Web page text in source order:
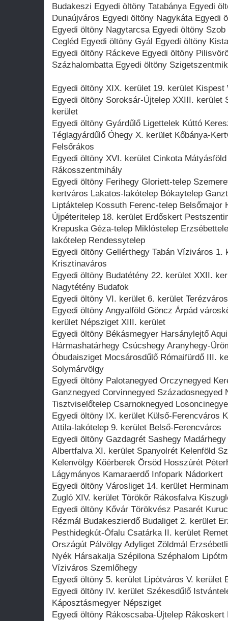
Budakeszi Egyedi öltöny Tatabánya Egyedi
Dunaújváros Egyedi öltöny Nagykáta Egyedi
Egyedi öltöny Nagytarcsa Egyedi öltöny
Cegléd Egyedi öltöny Gyál Egyedi öltöny
Egyedi öltöny Ráckeve Egyedi öltöny
Százhalombatta Egyedi öltöny
Egyedi öltöny XIX. kerület 19. kerület Kispest
Egyedi öltöny Soroksár-Újtelep XXIII. kerület
kerület
Egyedi öltöny Gyárdűlő Ligettelek Kúttó
Téglagyárdűlő Óhegy X. kerület Kőbánya-
Felsőrákos
Egyedi öltöny XVI. kerület Cinkota
Rákosszentmihály
Egyedi öltöny Ferihegy Gloriett-telep
kertváros Lakatos-lakótelep Bókaytelep
Liptáktelep Kossuth Ferenc-telep Belsőmajor
Újpéteritelep 18. kerület Erdőskert
Krepuska Géza-telep Miklóstelep
lakótelep Rendessytelep
Egyedi öltöny Gellérthegy Tabán Víziváros
Krisztinaváros
Egyedi öltöny Budatétény 22. kerület XXII.
Nagytétény Budafok
Egyedi öltöny VI. kerület 6. kerület Terézváros
Egyedi öltöny Angyalföld Göncz Árpád
kerület Népsziget XIII. kerület
Egyedi öltöny Békásmegyer Harsánylejtő
Hármashatárhegy Csúcshegy Aranyhegy-
Óbudaisziget Mocsárosdűlő Rómaifürdő III.
Solymárvölgy
Egyedi öltöny Palotanegyed Orczynegyed
Ganznegyed Corvinnegyed Századosnegyed
Tisztviselőtelep Csarnoknegyed
Egyedi öltöny IX. kerület Külső-Ferencváros
Attila-lakótelep 9. kerület Belső-Ferencváros
Egyedi öltöny Gazdagrét Sashegy
Albertfalva XI. kerület Spanyolrét Kelenföld
Kelenvölgy Kőérberek Örsöd Hosszúrét
Lágymányos Kamaraerdő Infopark Nádorkert
Egyedi öltöny Városliget 14. kerület
Zugló XIV. kerület Törökőr Rákosfalva
Egyedi öltöny Kővár Törökvész Pasarét
Rézmál Budakeszierdő Budaliget 2. kerület
Pesthidegkút-Ófalu Csatárka II. kerület
Országút Pálvölgy Adyliget Zöldmál
Nyék Hársakalja Szépilona Széphalom
Víziváros Szemlőhegy
Egyedi öltöny 5. kerület Lipótváros V. kerület
Egyedi öltöny IV. kerület Székesdűlő
Káposztásmegyer Népsziget
Egyedi öltöny Rákoscsaba-Újtelep